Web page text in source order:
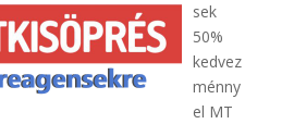
sek
50%
kedvez
ménny
el MT